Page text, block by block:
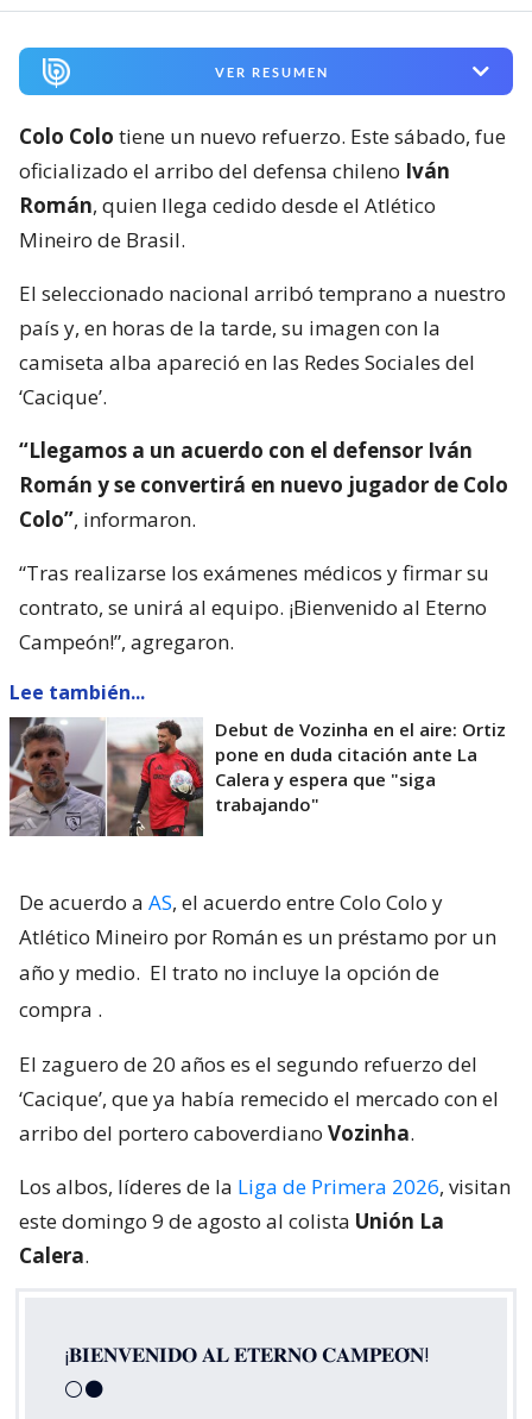
VER RESUMEN
Colo Colo tiene un nuevo refuerzo. Este sábado, fue
oficializado el arribo del defensa chileno Iván
Román, quien llega cedido desde el Atlético
Mineiro de Brasil.
El seleccionado nacional arribó temprano a nuestro
país y, en horas de la tarde, su imagen con la
camiseta alba apareció en las Redes Sociales del
‘Cacique’.
“Llegamos a un acuerdo con el defensor Iván
Román y se convertirá en nuevo jugador de Colo
Colo”, informaron.
“Tras realizarse los exámenes médicos y firmar su
contrato, se unirá al equipo. ¡Bienvenido al Eterno
Campeón!”, agregaron.
Lee también...
Debut de Vozinha en el aire: Ortiz
pone en duda citación ante La
Calera y espera que "siga
trabajando"
De acuerdo a AS, el acuerdo entre Colo Colo y
Atlético Mineiro por Román es un préstamo por un
año y medio. El trato no incluye la opción de
compra .
El zaguero de 20 años es el segundo refuerzo del
‘Cacique’, que ya había remecido el mercado con el
arribo del portero caboverdiano Vozinha.
Los albos, líderes de la Liga de Primera 2026, visitan
este domingo 9 de agosto al colista Unión La
Calera.
¡𝐁𝐈𝐄𝐍𝐕𝐄𝐍𝐈𝐃𝐎 𝐀𝐋 𝐄𝐓𝐄𝐑𝐍𝐎 𝐂𝐀𝐌𝐏𝐄𝐎́𝐍!
⚪⚫